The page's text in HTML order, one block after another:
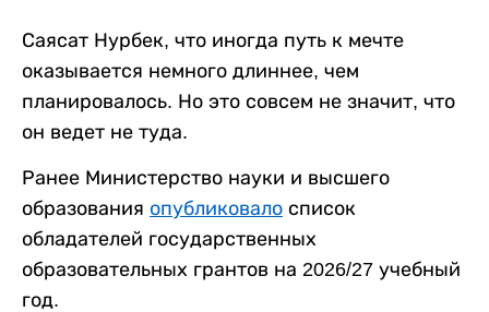
Саясат Нурбек, что иногда путь к мечте
оказывается немного длиннее, чем
планировалось. Но это совсем не значит, что
он ведет не туда.
Ранее Министерство науки и высшего
образования опубликовало список
обладателей государственных
образовательных грантов на 2026/27 учебный
год.